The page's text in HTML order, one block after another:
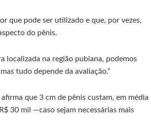
que pode ser utilizado e que, por vezes,
do pênis.
localizada na região pubiana, podemos
tudo depende da avaliação.”
que 3 cm de pênis custam, em média
30 mil —caso sejam necessárias mais